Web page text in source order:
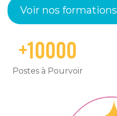
Voir nos formations
+10000
Postes à Pourvoir